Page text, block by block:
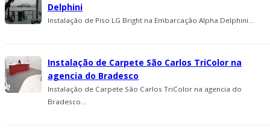
Delphini
Instalação de Piso LG Bright na Embarcação Alpha Delphini...
Instalação de Carpete São Carlos TriColor na
agencia do Bradesco
Instalação de Carpete São Carlos TriColor na agencia do
Bradesco...